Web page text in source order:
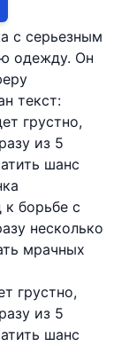
с серьезным
одежду. Он
текст:
грустно,
из 5
шанс
борьбе с
несколько
мрачных
грустно,
из 5
шанс